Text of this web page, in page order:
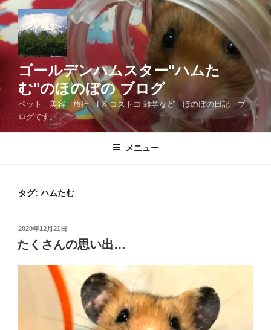
コ
テ
ン
ス
ゴールデンハムスター"ハムた
む"のほのぼの ブログ
ペット 美容 旅行 FX コストコ 雑学など ほのぼの日記 ブ
ログです。
メニュー
タグ:ハムたむ
投
稿
日:
2020年12月21日
たくさんの思い出…